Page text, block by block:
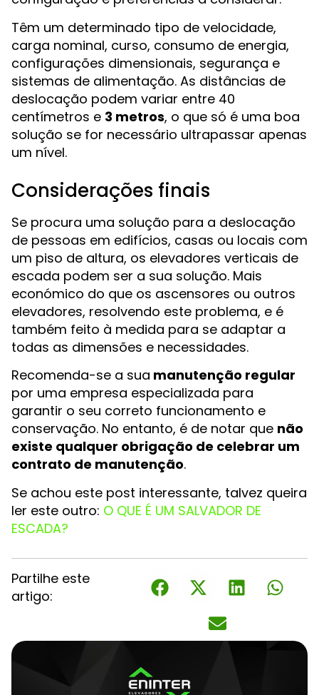
Têm um determinado tipo de velocidade,
carga nominal, curso, consumo de energia,
configurações dimensionais, segurança e
sistemas de alimentação. As distâncias de
deslocação podem variar entre 40
centímetros e 3 metros, o que só é uma boa
solução se for necessário ultrapassar apenas
um nível.
Considerações finais
Se procura uma solução para a deslocação
de pessoas em edifícios, casas ou locais com
um piso de altura, os elevadores verticais de
escada podem ser a sua solução. Mais
económico do que os ascensores ou outros
elevadores, resolvendo este problema, e é
também feito à medida para se adaptar a
todas as dimensões e necessidades.
Recomenda-se a sua manutenção regular
por uma empresa especializada para
garantir o seu correto funcionamento e
conservação. No entanto, é de notar que não
existe qualquer obrigação de celebrar um
contrato de manutenção.
Se achou este post interessante, talvez queira
ler este outro: O QUE É UM SALVADOR DE
ESCADA?
Partilhe este
artigo: